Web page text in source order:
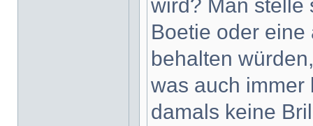
wird? Man stelle
Boetie oder
behalten
was auch immer
damals keine